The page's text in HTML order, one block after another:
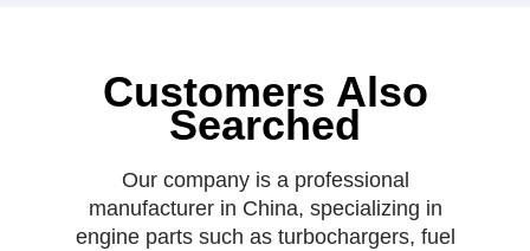
Customers Also
Searched
Our company is a professional
manufacturer in China, specializing in
engine parts such as turbochargers, fuel